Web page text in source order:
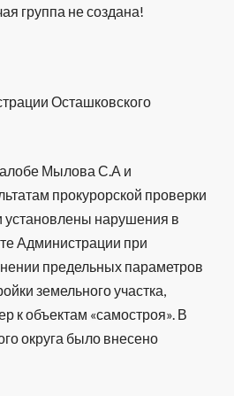
группа не создана!
Осташковского
Мылова С.А и
прокурорской проверки
установлены нарушения в
Администрации при
предельных параметров
земельного участка,
к объектам «самостроя». В
округа было внесено